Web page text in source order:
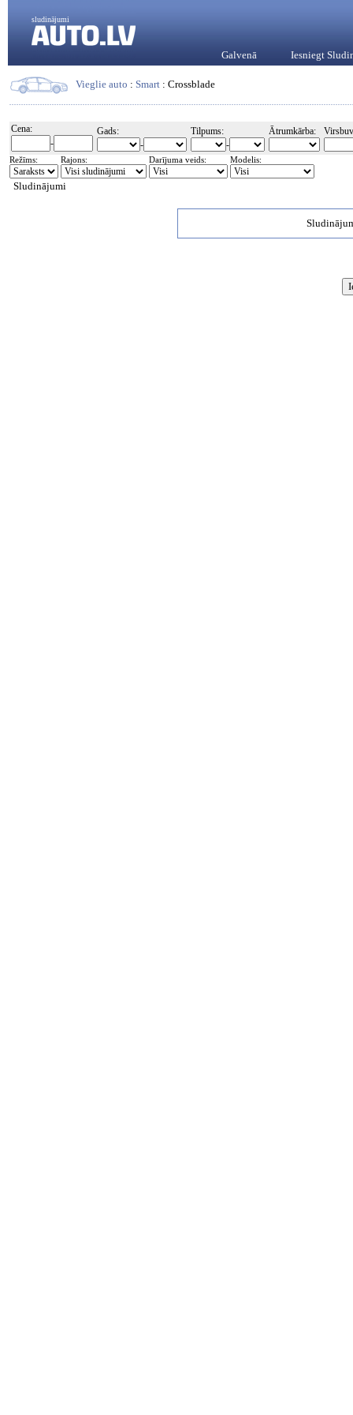
sludinājumi
Galvenā Iesniegt
Vieglie auto : Smart : Crossblade
Cena:
-
Gads:
-
Tilpums:
-
Ātrumkārba:
Režīms: Rajons: Darījuma veids: Modelis:
Sludinājumi